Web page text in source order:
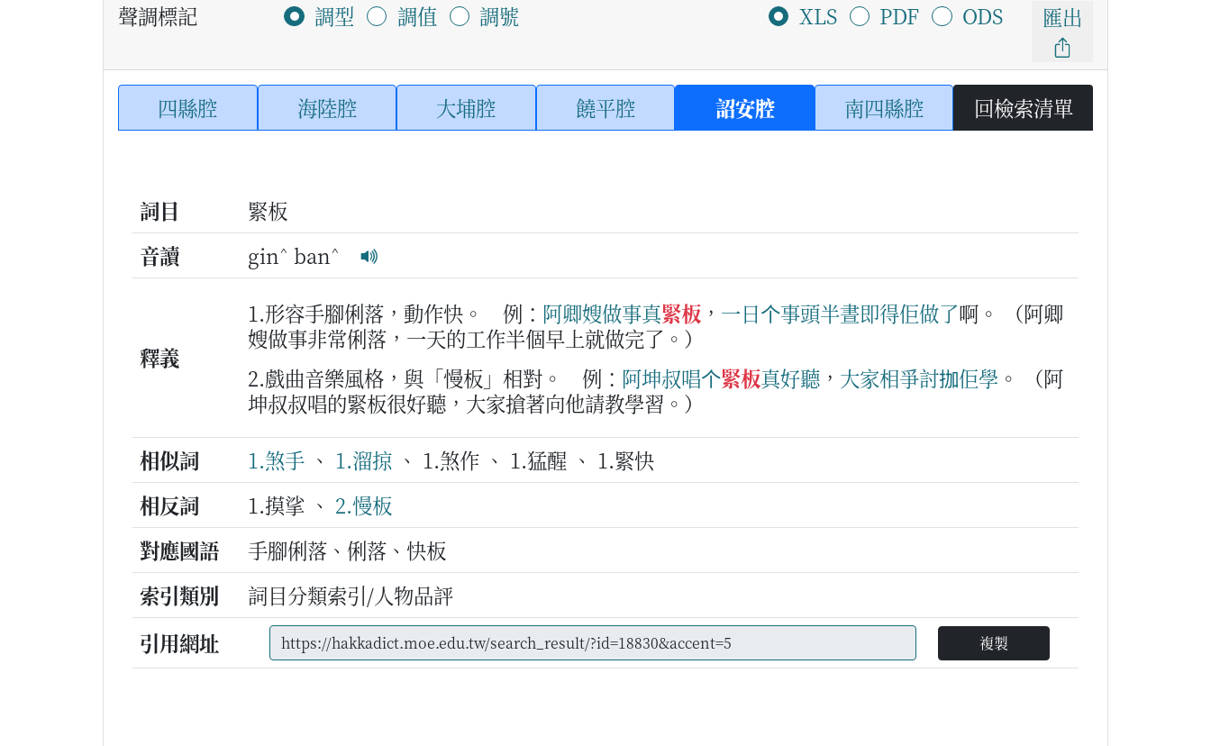
聲調標記 調型 調值 調號 XLS PDF ODS 匯出
四縣腔 海陸腔 大埔腔 饒平腔 詔安腔 南四縣腔 回檢索清單
詞目
緊板
音讀
gin^ ban^
釋義
1.形容手腳俐落，動作快。 例： 阿卿嫂做事真緊板 ， 一日个事頭半晝即得佢做了啊。
（阿卿
嫂做事非常俐落，一天的工作半個早上就做完了。）
2.戲曲音樂風格，與「慢板」相對。
例： 阿坤叔唱个緊板真好聽 ， 大家相爭討拁佢學 。
（阿
坤叔叔唱的緊板很好聽，大家搶著向他請教學習。）
相似詞
1.煞手 、 1.溜掠 、 1.煞作 、 1.猛醒 、 1.緊快
相反詞
1.摸挲 、 2.慢板
對應國語
手腳俐落、俐落、快板
索引類別
詞目分類索引/人物品評
引用網址
複製